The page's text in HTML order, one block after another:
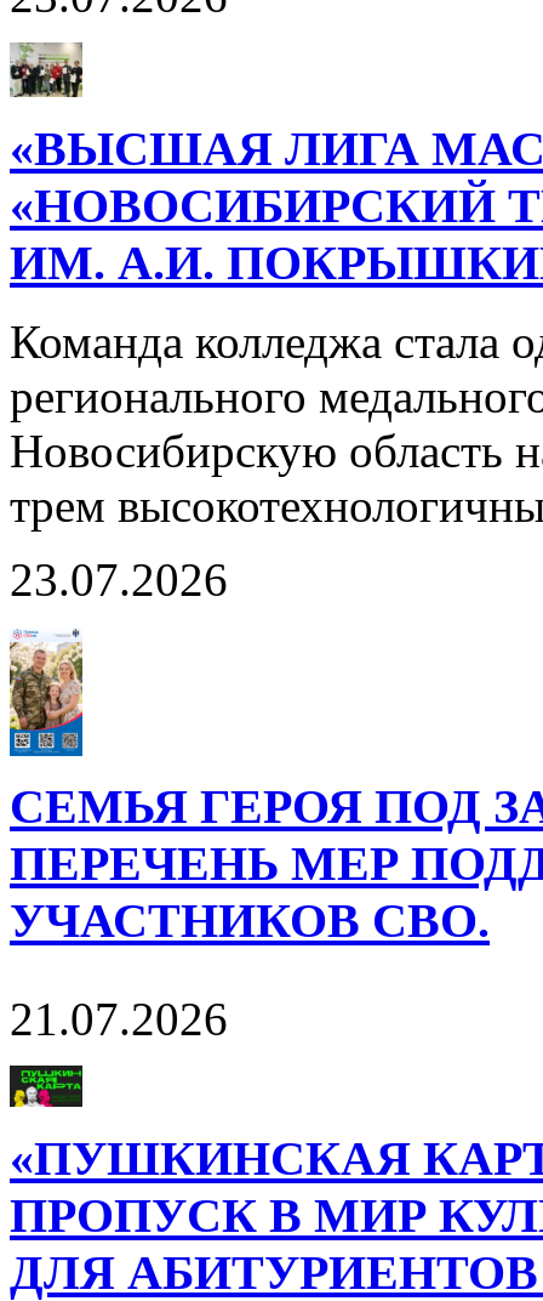
«ВЫСШАЯ ЛИГА
«НОВОСИБИРСКИЙ
ИМ. А.И.
Команда колледжа стала
регионального
Новосибирскую область
трем
23.07.2026
СЕМЬЯ ГЕРОЯ ПОД
ПЕРЕЧЕНЬ МЕР
УЧАСТНИКОВ СВО.
21.07.2026
«ПУШКИНСКАЯ
ПРОПУСК В МИР
ДЛЯ